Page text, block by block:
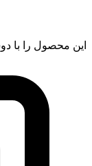
این محصول را با